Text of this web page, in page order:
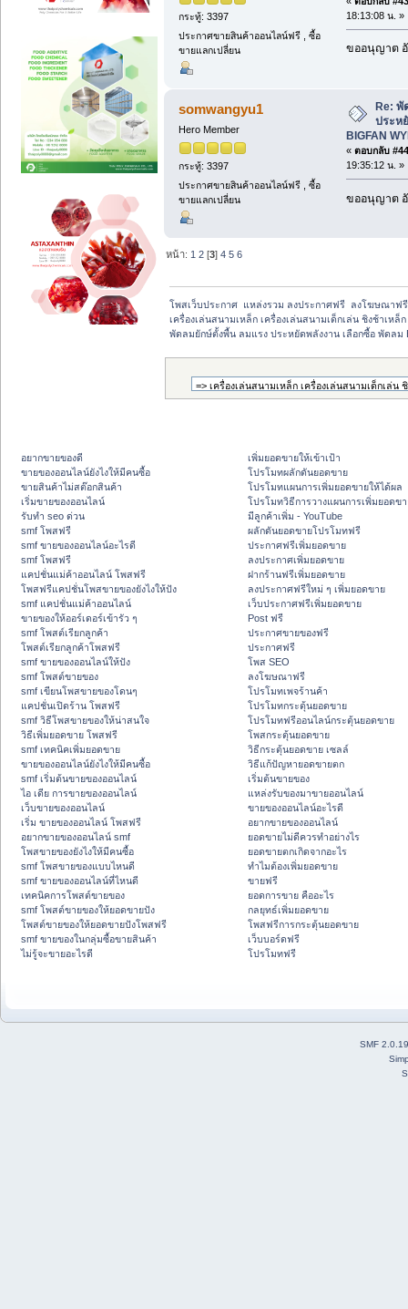
กระทู้: 3397
ประกาศขายสินค้าออนไลน์ฟรี , ซื้อ
ขายแลกเปลี่ยน
18:13:08 น. »
ขออนุญาต
somwangyu1
Hero Member
กระทู้: 3397
ประกาศขายสินค้าออนไลน์ฟรี , ซื้อ
ขายแลกเปลี่ยน
Re: พั
ประห
BIGFAN
« ตอบกลับ
19:35:12 น. »
ขออนุญาต
หน้า: 1 2 [3]4 5 6
โพสเว็บประกาศ  แหล่งรวม ลงประกาศฟรี  ลงโฆษณาฟรี
เครื่องเล่นสนามเหล็ก เครื่องเล่นสนามเด็กเล่น ชิงช้าเห
พัดลมยักษ์ตั้งพื้น ลมแรง ประหยัดพลังงาน เลือกซื้อ พัดลม
อยากขายของดี
ขายของออนไลน์ยังไงให้มีคนซื้อ
ขายสินค้าไม่สต๊อกสินค้า
เริ่มขายของออนไลน์
รับทำ seo ด่วน
smf โพสฟรี
smf ขายของออนไลน์อะไรดี
smf โพสฟรี
แคปชั่นแม่ค้าออนไลน์ โพสฟรี
โพสฟรีแคปชั่นโพสขายของยังไงให้ปัง
smf แคปชั่นแม่ค้าออนไลน์
ขายของให้ออร์เดอร์เข้ารัว ๆ
smf โพสต์เรียกลูกค้า
โพสต์เรียกลูกค้าโพสฟรี
smf ขายของออนไลน์ให้ปัง
smf โพสต์ขายของ
smf เขียนโพสขายของโดนๆ
แคปชั่นเปิดร้าน โพสฟรี
smf วิธีโพสขายของให้น่าสนใจ
วิธีเพิ่มยอดขาย โพสฟรี
smf เทคนิคเพิ่มยอดขาย
ขายของออนไลน์ยังไงให้มีคนซื้อ
smf เริ่มต้นขายของออนไลน์
ไอ เดีย การขายของออนไลน์
เว็บขายของออนไลน์
เริ่ม ขายของออนไลน์ โพสฟรี
อยากขายของออนไลน์ smf
โพสขายของยังไงให้มีคนซื้อ
smf โพสขายของแบบไหนดี
smf ขายของออนไลน์ที่ไหนดี
เทคนิคการโพสต์ขายของ
smf โพสต์ขายของให้ยอดขายปัง
โพสต์ขายของให้ยอดขายปังโพสฟรี
smf ขายของในกลุ่มซื้อขายสินค้า
ไม่รู้จะขายอะไรดี
เพิ่มยอดขายให้เข้าเป้า
โปรโมทผลักดันยอดขาย
โปรโมทแผนการเพิ่มยอดขายให้ได้ผล
โปรโมทวิธีการวางแผนการเพิ่มยอดข
มีลูกค้าเพิ่ม - YouTube
ผลักดันยอดขายโปรโมทฟรี
ประกาศฟรีเพิ่มยอดขาย
ลงประกาศเพิ่มยอดขาย
ฝากร้านฟรีเพิ่มยอดขาย
ลงประกาศฟรีใหม่ ๆ เพิ่มยอดขาย
เว็บประกาศฟรีเพิ่มยอดขาย
Post ฟรี
ประกาศขายของฟรี
ประกาศฟรี
โพส SEO
ลงโฆษณาฟรี
โปรโมทเพจร้านค้า
โปรโมทกระตุ้นยอดขาย
โปรโมทฟรีออนไลน์กระตุ้นยอดขาย
โพสกระตุ้นยอดขาย
วิธีกระตุ้นยอดขาย เซลล์
วิธีแก้ปัญหายอดขายตก
เริ่มต้นขายของ
แหล่งรับของมาขายออนไลน์
ขายของออนไลน์อะไรดี
อยากขายของออนไลน์
ยอดขายไม่ดีควรทำอย่างไร
ยอดขายตกเกิดจากอะไร
ทำไมต้องเพิ่มยอดขาย
ขายฟรี
ยอดการขาย คืออะไร
กลยุทธ์เพิ่มยอดขาย
โพสฟรีการกระตุ้นยอดขาย
เว็บบอร์ดฟรี
โปรโมทฟรี
SMF 2.0.19